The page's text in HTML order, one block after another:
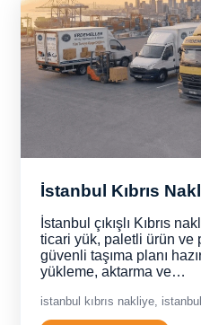
İstanbul Kıbrıs
İstanbul çıkışlı Kıbrıs
ticari yük, paletli ürün ve
güvenli taşıma planı
yükleme, aktarma ve…
istanbul kıbrıs nakliye,